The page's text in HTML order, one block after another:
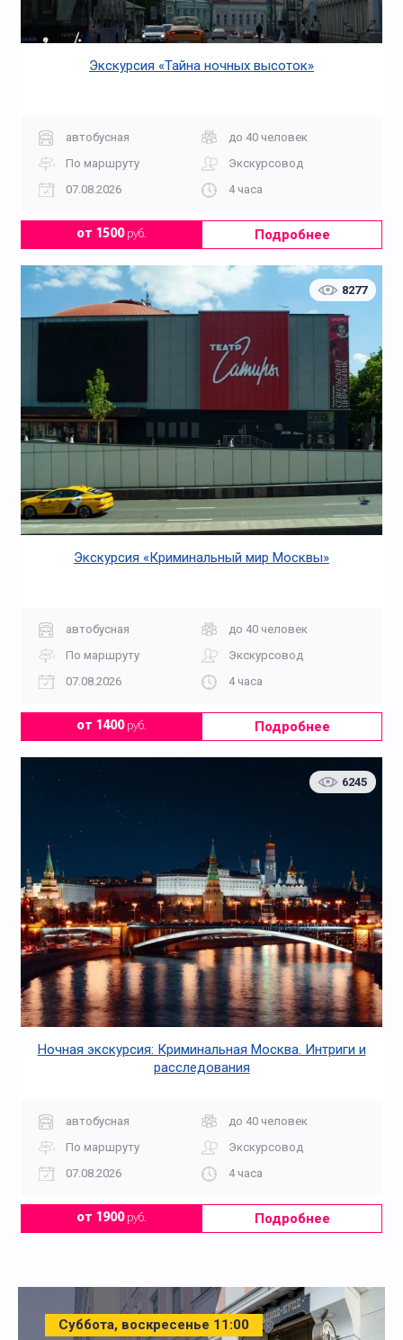
Экскурсия «Тайна ночных высоток»
автобусная
до 40 человек
По маршруту
Экскурсовод
07.08.2026
4 часа
от 1500руб. Подробнее
8277
Экскурсия «Криминальный мир Москвы»
автобусная
до 40 человек
По маршруту
Экскурсовод
07.08.2026
4 часа
от 1400руб. Подробнее
6245
Ночная экскурсия: Криминальная Москва. Интриги и
расследования
автобусная
до 40 человек
По маршруту
Экскурсовод
07.08.2026
4 часа
от 1900руб. Подробнее
Суббота, воскресенье 11:00